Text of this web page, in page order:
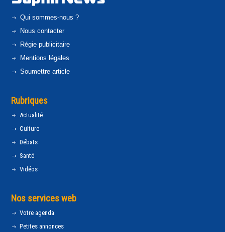
Qui sommes-nous ?
Nous contacter
Régie publicitaire
Mentions légales
Soumettre article
Rubriques
Actualité
Culture
Débats
Santé
Vidéos
Nos services web
Votre agenda
Petites annonces